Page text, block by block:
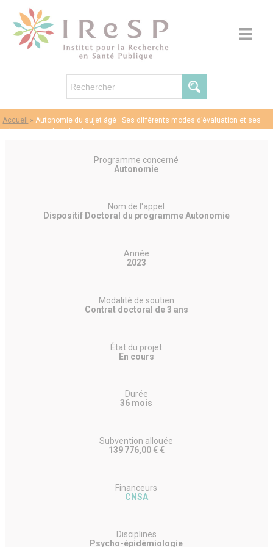
Accueil »Autonomie du sujet âgé : Ses différents modes d’évaluation et ses
relations avec la solitude.
Programme concerné
Autonomie
Nom de l'appel
Dispositif Doctoral du programme Autonomie
Année
2023
Modalité de soutien
Contrat doctoral de 3 ans
État du projet
En cours
Durée
36 mois
Subvention allouée
139 776,00 € €
Financeurs
CNSA
Disciplines
Psycho-épidémiologie